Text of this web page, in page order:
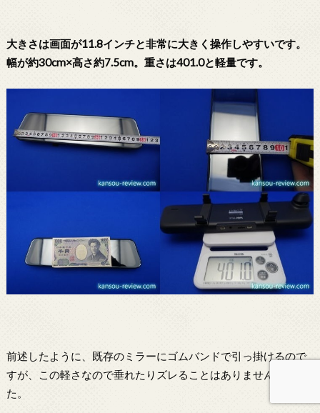
大きさは画面が11.8インチと非常に大きく操作しやすいです。
幅が約30cm×高さ約7.5cm。重さは401.0と軽量です。
前述したように、既存のミラーにゴムバンドで引っ掛けるので
すが、この軽さなので垂れたりズレることはありませんでし
た。